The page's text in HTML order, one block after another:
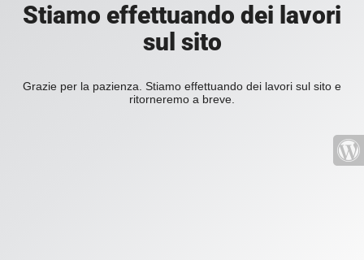
Stiamo effettuando dei lavori
sul sito
Grazie per la pazienza. Stiamo effettuando dei lavori sul sito e
ritorneremo a breve.